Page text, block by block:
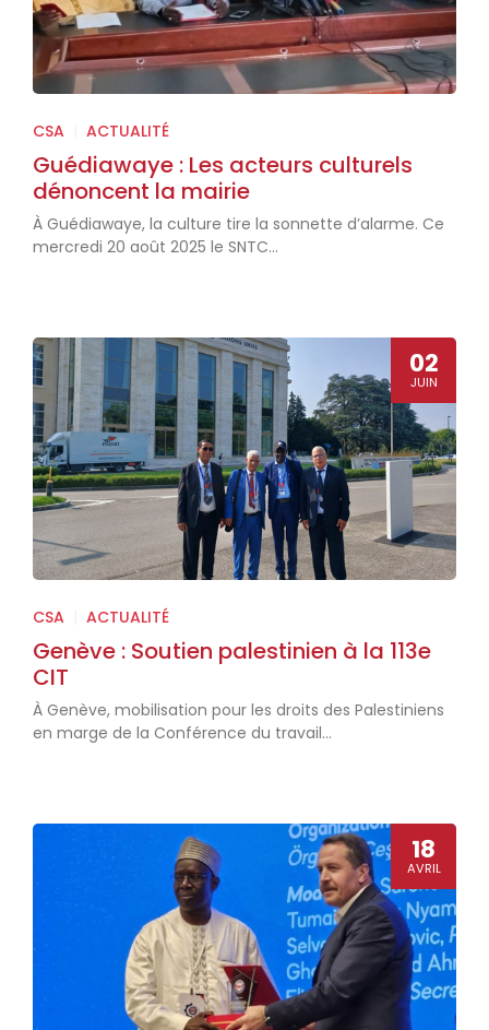
CSA ACTUALITÉ
Guédiawaye : Les acteurs culturels
dénoncent la mairie
À Guédiawaye, la culture tire la sonnette d’alarme. Ce
mercredi 20 août 2025 le SNTC...
02
JUIN
CSA ACTUALITÉ
Genève : Soutien palestinien à la 113e
CIT
À Genève, mobilisation pour les droits des Palestiniens
en marge de la Conférence du travail...
18
AVRIL